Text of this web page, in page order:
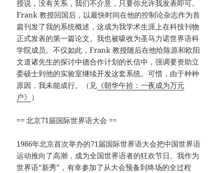
授说，没有关系，我们不介意，只要你允许我发表即可。
Frank 教授回国后，以最快时间在他的控制论杂志作为首
篇刊发了我的系统概述，这成为我学术生涯上在科技刊物
正式发表的第一篇论文。我也被吸收为圣马力诺世界语科
学院成员。不仅如此，Frank 教授随后在他给陈原和欧阳
文道诸先生的探讨中德合作计划的长信中，强调要资助立
委硕士到他的实验室继续开发这套系统。可惜，由于种种
原因，我未能成行。（见 《朝华午拾：一夜成为万元
户》 ）
== 北京71届国际世界语大会 ==
1986年北京首次举办的71届国际世界语大会把中国世界语
运动推向了高潮，成为全国世界语者的狂欢节日。我作为
世界语“新秀”，有幸参加了从大会预备到终场的全过程